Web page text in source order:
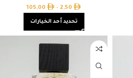
2,50
–
105,00
تحديد أحد الخيارات